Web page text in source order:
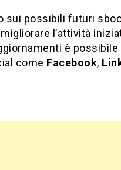
sui possibili futuri
l’attività
è possibile
come Facebook,